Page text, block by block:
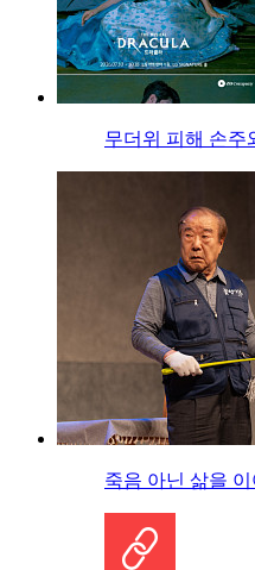
무더위 피해 손주
죽음 아닌 삶을 이